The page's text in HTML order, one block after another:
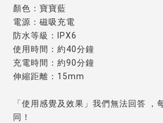
顏色：寶寶藍
電源：磁吸充電
防水等級：IPX6
使用時間：約40分鐘
充電時間：約90分鐘
伸縮距離：15mm
「使用感覺及效果」我們無法回答 ，
同！